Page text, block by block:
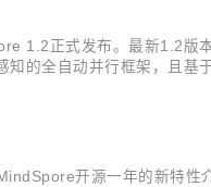
1.2正式发布。最新1.2版
的全自动并行框架，且基
开源一年的新特性